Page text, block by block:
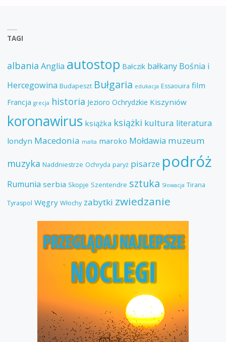
TAGI
albania Anglia autostop Bałczik bałkany Bośnia i
Hercegowina Budapeszt Bułgaria edukacja Essaouira film
Francja grecja historia Jezioro Ochrydzkie Kiszyniów
koronawirus książka książki kultura literatura
londyn Macedonia malta maroko Mołdawia muzeum
muzyka Naddniestrze Ochryda paryż pisarze podróż
Rumunia serbia Skopje Szentendre sztuka Słowacja Tirana
Tyraspol Węgry Włochy zabytki zwiedzanie